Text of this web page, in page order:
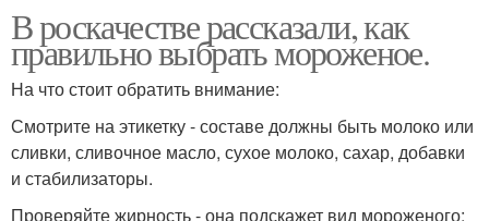
В роскачестве рассказали, как
правильно выбрать мороженое.
На что стоит обратить внимание:
Смотрите на этикетку - составе должны быть молоко или
сливки, сливочное масло, сухое молоко, сахар, добавки
и стабилизаторы.
Проверяйте жирность - она подскажет вид мороженого: